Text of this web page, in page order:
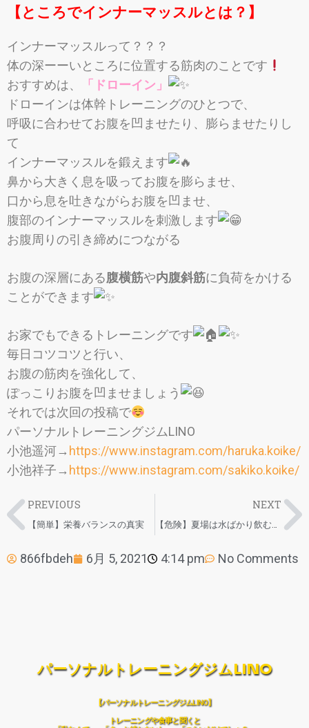
【ところでインナーマッスルとは？】
インナーマッスルって？？？
体の深ーーいところに位置する筋肉のことです
おすすめは、
「ドローイン」
ドローインは体幹トレーニングのひとつで、
呼吸に合わせてお腹を凹ませたり、膨らませたりし
て
インナーマッスルを鍛えます
鼻から大きく息を吸ってお腹を膨らませ、
口から息を吐きながらお腹を凹ませ、
腹部のインナーマッスルを刺激します
お腹周りの引き締めにつながる
お腹の深層にある腹横筋や内腹斜筋に負荷をかける
ことができます
お家でもできるトレーニングです
毎日コツコツと行い、
お腹の筋肉を強化して、
ぽっこりお腹を凹ませましょう
それでは次回の投稿で
パーソナルトレーニングジムLINO
小池遥河→ https://www.instagram.com/haruka.koike/
小池祥子→ https://www.instagram.com/sakiko.koike/
PREVIOUS
【簡単】栄養バランスの真実
NEXT
866fbdeh 6月 5, 2021 4:14 pm No Comments
パーソナルトレーニングジムLINO
【パーソナルトレーニングジムLINO】
トレーニングや食事と聞くと